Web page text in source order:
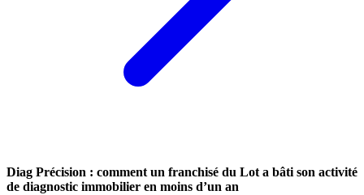
Diag Précision : comment un franchisé du Lot a bâti son activité
de diagnostic immobilier en moins d’un an